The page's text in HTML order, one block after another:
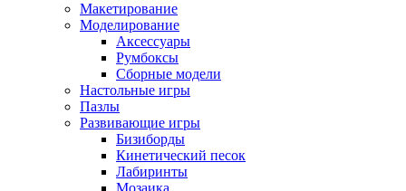
Макетирование
Моделирование
Аксессуары
Румбоксы
Сборные модели
Настольные игры
Пазлы
Развивающие игры
Бизиборды
Кинетический песок
Лабиринты
Мозаика